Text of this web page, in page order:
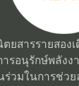
ตยสารรายสอง
รอนุรักษ์พลัง
ร่วมในการช่ว